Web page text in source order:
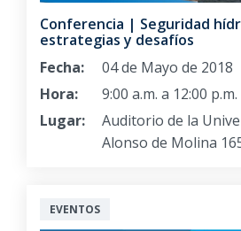
Conferencia | Seguridad
estrategias y desafíos
Fecha:
04 de Mayo de 2018
Hora:
9:00 a.m. a 12:00 p.m.
Lugar:
Auditorio de la
Alonso de Molina
EVENTOS